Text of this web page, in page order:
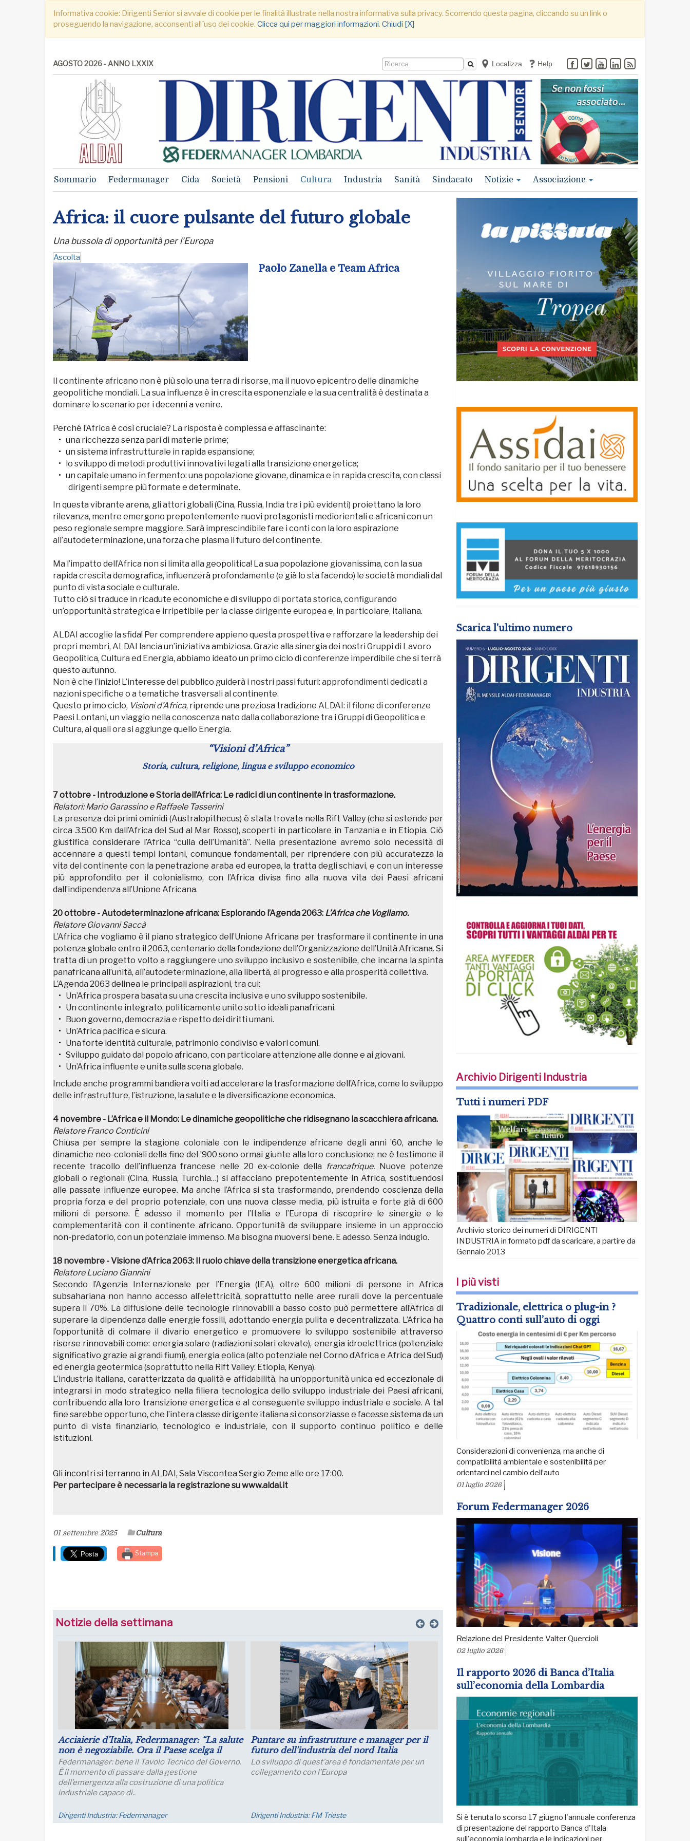
Informativa cookie: Dirigenti Senior si avvale di cookie per le finalità illustrate nella nostra informativa sulla privacy. Scorrendo questa pagina, cliccando su un link o
proseguendo la navigazione, acconsenti all´uso dei cookie. Clicca qui per maggiori informazioni. Chiudi [X]
AGOSTO 2026 - ANNO LXXIX Localizza Help
Sommario Federmanager Cida Società Pensioni Cultura Industria Sanità Sindacato Notizie Associazione
Africa: il cuore pulsante del futuro globale
Una bussola di opportunità per l’Europa
Ascolta
Paolo Zanella e Team Africa
Il continente africano non è più solo una terra di risorse, ma il nuovo epicentro delle dinamiche
geopolitiche mondiali. La sua influenza è in crescita esponenziale e la sua centralità è destinata a
dominare lo scenario per i decenni a venire.
Perché l’Africa è così cruciale? La risposta è complessa e affascinante:
una ricchezza senza pari di materie prime;
un sistema infrastrutturale in rapida espansione;
lo sviluppo di metodi produttivi innovativi legati alla transizione energetica;
un capitale umano in fermento: una popolazione giovane, dinamica e in rapida crescita, con classi
dirigenti sempre più formate e determinate.
In questa vibrante arena, gli attori globali (Cina, Russia, India tra i più evidenti) proiettano la loro
rilevanza, mentre emergono prepotentemente nuovi protagonisti mediorientali e africani con un
peso regionale sempre maggiore. Sarà imprescindibile fare i conti con la loro aspirazione
all’autodeterminazione, una forza che plasma il futuro del continente.
Ma l’impatto dell’Africa non si limita alla geopolitica! La sua popolazione giovanissima, con la sua
rapida crescita demografica, influenzerà profondamente (e già lo sta facendo) le società mondiali dal
punto di vista sociale e culturale.
Tutto ciò si traduce in ricadute economiche e di sviluppo di portata storica, configurando
un’opportunità strategica e irripetibile per la classe dirigente europea e, in particolare, italiana.
ALDAI accoglie la sfida! Per comprendere appieno questa prospettiva e rafforzare la leadership dei
propri membri, ALDAI lancia un’iniziativa ambiziosa. Grazie alla sinergia dei nostri Gruppi di Lavoro
Geopolitica, Cultura ed Energia, abbiamo ideato un primo ciclo di conferenze imperdibile che si terrà
questo autunno.
Non è che l’inizio! L’interesse del pubblico guiderà i nostri passi futuri: approfondimenti dedicati a
nazioni specifiche o a tematiche trasversali al continente.
Questo primo ciclo, Visioni d’Africa, riprende una preziosa tradizione ALDAI: il filone di conferenze
Paesi Lontani, un viaggio nella conoscenza nato dalla collaborazione tra i Gruppi di Geopolitica e
Cultura, ai quali ora si aggiunge quello Energia.
“Visioni d’Africa”
Storia, cultura, religione, lingua e sviluppo economico
7 ottobre - Introduzione e Storia dell’Africa: Le radici di un continente in trasformazione.
Relatori: Mario Garassino e Raffaele Tasserini
La presenza dei primi ominidi (Australopithecus) è stata trovata nella Rift Valley (che si estende per
circa 3.500 Km dall’Africa del Sud al Mar Rosso), scoperti in particolare in Tanzania e in Etiopia. Ciò
giustifica considerare l’Africa “culla dell’Umanità”. Nella presentazione avremo solo necessità di
accennare a questi tempi lontani, comunque fondamentali, per riprendere con più accuratezza la
vita del continente con la penetrazione araba ed europea, la tratta degli schiavi, e con un interesse
più approfondito per il colonialismo, con l’Africa divisa fino alla nuova vita dei Paesi africani
dall’indipendenza all’Unione Africana.
20 ottobre - Autodeterminazione africana: Esplorando l’Agenda 2063: L’Africa che Vogliamo.
Relatore Giovanni Saccà
L’Africa che vogliamo è il piano strategico dell’Unione Africana per trasformare il continente in una
potenza globale entro il 2063, centenario della fondazione dell’Organizzazione dell’Unità Africana. Si
tratta di un progetto volto a raggiungere uno sviluppo inclusivo e sostenibile, che incarna la spinta
panafricana all’unità, all’autodeterminazione, alla libertà, al progresso e alla prosperità collettiva.
L’Agenda 2063 delinea le principali aspirazioni, tra cui:
Un’Africa prospera basata su una crescita inclusiva e uno sviluppo sostenibile.
Un continente integrato, politicamente unito sotto ideali panafricani.
Buon governo, democrazia e rispetto dei diritti umani.
Un’Africa pacifica e sicura.
Una forte identità culturale, patrimonio condiviso e valori comuni.
Sviluppo guidato dal popolo africano, con particolare attenzione alle donne e ai giovani.
Un’Africa influente e unita sulla scena globale.
Include anche programmi bandiera volti ad accelerare la trasformazione dell’Africa, come lo sviluppo
delle infrastrutture, l’istruzione, la salute e la diversificazione economica.
4 novembre - L’Africa e il Mondo: Le dinamiche geopolitiche che ridisegnano la scacchiera africana.
Relatore Franco Conticini
Chiusa per sempre la stagione coloniale con le indipendenze africane degli anni ’60, anche le
dinamiche neo-coloniali della fine del ’900 sono ormai giunte alla loro conclusione; ne è testimone il
recente tracollo dell’influenza francese nelle 20 ex-colonie della francafrique. Nuove potenze
globali o regionali (Cina, Russia, Turchia…) si affacciano prepotentemente in Africa, sostituendosi
alle passate influenze europee. Ma anche l’Africa si sta trasformando, prendendo coscienza della
propria forza e del proprio potenziale, con una nuova classe media, più istruita e forte già di 600
milioni di persone. È adesso il momento per l’Italia e l’Europa di riscoprire le sinergie e le
complementarità con il continente africano. Opportunità da sviluppare insieme in un approccio
non-predatorio, con un potenziale immenso. Ma bisogna muoversi bene. E adesso. Senza indugio.
18 novembre - Visione d’Africa 2063: Il ruolo chiave della transizione energetica africana.
Relatore Luciano Giannini
Secondo l’Agenzia Internazionale per l’Energia (IEA), oltre 600 milioni di persone in Africa
subsahariana non hanno accesso all’elettricità, soprattutto nelle aree rurali dove la percentuale
supera il 70%. La diffusione delle tecnologie rinnovabili a basso costo può permettere all’Africa di
superare la dipendenza dalle energie fossili, adottando energia pulita e decentralizzata. L’Africa ha
l’opportunità di colmare il divario energetico e promuovere lo sviluppo sostenibile attraverso
risorse rinnovabili come: energia solare (radiazioni solari elevate), energia idroelettrica (potenziale
significativo grazie ai grandi fiumi), energia eolica (alto potenziale nel Corno d’Africa e Africa del Sud)
ed energia geotermica (soprattutto nella Rift Valley: Etiopia, Kenya).
L’industria italiana, caratterizzata da qualità e affidabilità, ha un’opportunità unica ed eccezionale di
integrarsi in modo strategico nella filiera tecnologica dello sviluppo industriale dei Paesi africani,
contribuendo alla loro transizione energetica e al conseguente sviluppo industriale e sociale. A tal
fine sarebbe opportuno, che l’intera classe dirigente italiana si consorziasse e facesse sistema da un
punto di vista finanziario, tecnologico e industriale, con il supporto continuo politico e delle
istituzioni.
Gli incontri si terranno in ALDAI, Sala Viscontea Sergio Zeme alle ore 17:00.
Per partecipare è necessaria la registrazione su www.aldai.it
01 settembre 2025 Cultura
Stampa
Notizie della settimana
Luglio: migliorano le aspettative sulla
produzione
Le aspettative delle grandi imprese industriali
migliorano a luglio, con un aumento della quota di
imprese che prevede una crescita della produzione;
nei..
Economia
Crescita della Produttività e Prospettive
Salariali
Incontro Zoom con il Prof. Giampaolo Galli -
Osservatorio CPI Università Cattolica - mercoledì
Eventi
Scarica l'ultimo numero
Archivio Dirigenti Industria
Tutti i numeri PDF
Archivio storico dei numeri di DIRIGENTI
INDUSTRIA in formato pdf da scaricare, a partire da
Gennaio 2013
I più visti
Tradizionale, elettrica o plug-in ?
Quattro conti sull’auto di oggi
Considerazioni di convenienza, ma anche di
compatibilità ambientale e sostenibilità per
orientarci nel cambio dell’auto
01 luglio 2026
Forum Federmanager 2026
Relazione del Presidente Valter Quercioli
02 luglio 2026
Il rapporto 2026 di Banca d’Italia
sull’economia della Lombardia
Si è tenuta lo scorso 17 giugno l'annuale conferenza
di presentazione del rapporto Banca d'Itala
sull'economia lombarda e le indicazioni per